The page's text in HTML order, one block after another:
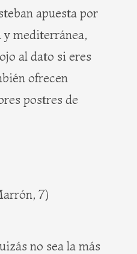
apuesta por
y mediterránea,
al dato si eres
ofrecen
postres de
7)
no sea la más